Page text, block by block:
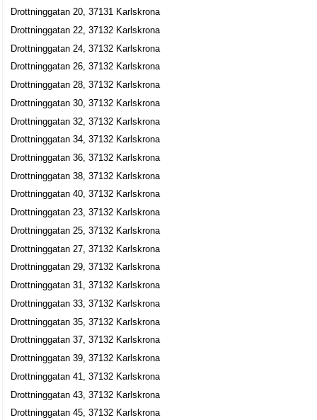
Lars-Erik Lavesson
Drottninggatan 15, 37131 Karlskrona
Blåningsmåla Idrottsförening
0455-10150
Drottninggatan 15, 37131 Karlskrona
Corazonah AB
Nils Andreas Hansson
Drottninggatan 17, 37131 Karlskrona
HB PROCOTOR
0455-24045
Drottninggatan 2, 37131 Karlskrona
Arena Restaurang & Pizzeria KB
0455-22072
Drottninggatan 21, 37131 Karlskrona
Salong Queensway HB
Drottninggatan 21 A, 37131 Karlskrona
Johan Ekblad Ljudkonsult
Drottninggatan 21 C Lgh 1205, 37131 Karlskrona
Arne Ivarsson
Drottninggatan 27 Lgh 1001, 37132 Karlskrona
Drottninggatan 20, 37131 Karlskrona
Drottninggatan 22, 37132 Karlskrona
Drottninggatan 24, 37132 Karlskrona
Drottninggatan 26, 37132 Karlskrona
Drottninggatan 28, 37132 Karlskrona
Drottninggatan 30, 37132 Karlskrona
Drottninggatan 32, 37132 Karlskrona
Drottninggatan 34, 37132 Karlskrona
Drottninggatan 36, 37132 Karlskrona
Drottninggatan 38, 37132 Karlskrona
Drottninggatan 40, 37132 Karlskrona
Drottninggatan 23, 37132 Karlskrona
Drottninggatan 25, 37132 Karlskrona
Drottninggatan 27, 37132 Karlskrona
Drottninggatan 29, 37132 Karlskrona
Drottninggatan 31, 37132 Karlskrona
Drottninggatan 33, 37132 Karlskrona
Drottninggatan 35, 37132 Karlskrona
Drottninggatan 37, 37132 Karlskrona
Drottninggatan 39, 37132 Karlskrona
Drottninggatan 41, 37132 Karlskrona
Drottninggatan 43, 37132 Karlskrona
Drottninggatan 45, 37132 Karlskrona